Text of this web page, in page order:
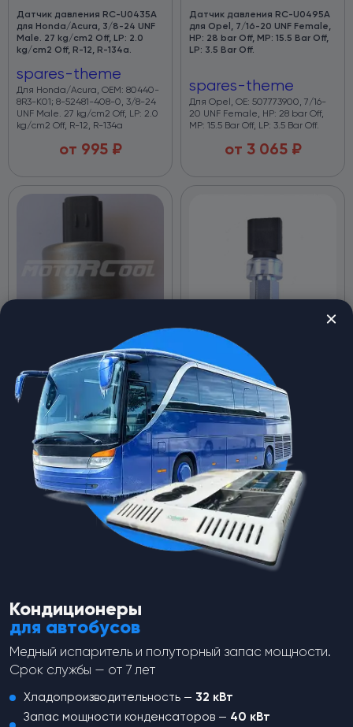
Датчик давления RC-U0435А
для Honda/Acura, 3/8-24 UNF
Male. 27 kg/cm2 Off, LP: 2.0
kg/cm2 Off, R-12, R-134a.
spares-theme
Для Honda/Acura, OEM: 80440-
8R3-K01; 8-52481-408-0, 3/8-24
UNF Male. 27 kg/cm2 Off, LP: 2.0
kg/cm2 Off, R-12, R-134a
от 995₽
Датчик давления RC-U0495A
для Opel, 7/16-20 UNF Female,
HP: 28 bar Off, MP: 15.5 Bar Off,
LP: 3.5 Bar Off.
spares-theme
Для Opel, OE: 507773900, 7/16-
20 UNF Female, HP: 28 bar Off,
MP: 15.5 Bar Off, LP: 3.5 Bar Off.
от 3 065₽
Датчик давления RC-U0496B
для Opel/Vectra, 7/16-20 UNF
Female, HP: 30 bar Off, MP: 17.5
Bar Off, LP: 1.2 Bar Off.
spares-theme
Для Opel/Vectra, OE: 507773900,
7/16-20 UNF Female, HP: 30 bar
Off, MP: 17.5 Bar Off, LP: 1.2 Bar Off.
от3 065₽
Датчик давления RC-U04006
аналог на Audi 1K0959126.
spares-theme
Датчик давления RC-U04006
аналог на Audi 1K0959126.
от3 502₽
Кондиционеры
для автобусов
Медный испаритель и полуторный запас мощности.
Срок службы — от 7 лет
Хладопроизводительность — 32 кВт
Запас мощности конденсаторов — 40 кВт